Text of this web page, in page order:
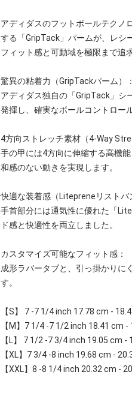
アディダスのフットボールテクノ
する「GripTack」パームが、レシ
フィット感と可動域を極限まで追
驚異の粘着力（GripTackパーム）：
アディダス独自の「GripTack」シ
発揮し、確実なボールコントロー
4方向ストレッチ素材（4-Way
手の甲には4方向に伸縮する高機
和感のない動きを実現します。
快適な装着感（Litepreneリストバ
手首部分には通気性に優れた「
ド感と快適性を両立しました。
カスタマイズ可能なフィット感：
成形ラバータブと、引っ掛かりに
す。
【S】 7 -7 1/4 inch 17.78 cm -
【M】7 1/4 -7 1/2 inch 18.41 cm -
【L】 7 1/2 -7 3/4 inch 19.05 cm -
【XL】7 3/4 -8 inch 19.68 cm -
【XXL】8 -8 1/4 inch 20.32 cm -